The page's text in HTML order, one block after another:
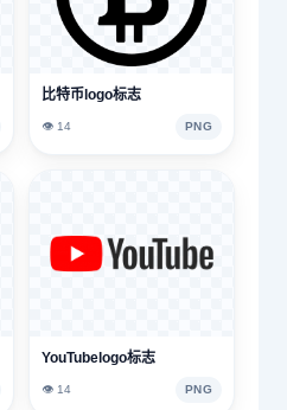
比特币logo标志
👁️ 14 PNG
YouTubelogo标志
👁️ 14 PNG